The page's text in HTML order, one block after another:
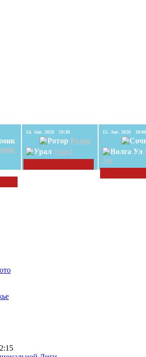
14. Авг. 2026 19:30
Ротор
Урал
15. Авг. 2026 10:00
Ул